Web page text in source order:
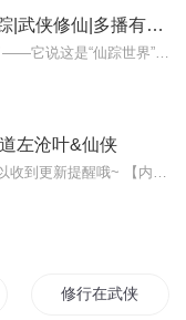
系统骗我在仙侠世界觅仙踪|武侠修仙|多播有声剧
左沧叶&仙侠
修行在武侠世界